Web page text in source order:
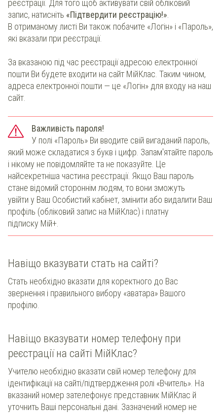
реєстрації. Для того щоб активувати свій обліковий
запис, натисніть «Підтвердити реєстрацію!».
В отриманому листі Ви також побачите «Логін» і «Пароль»,
які вказали при реєстрації.
За вказаною під час реєстрації адресою електронної
пошти Ви будете входити на сайт МійКлас. Таким чином,
адреса електронної пошти — це «Логін» для входу на наш
сайт.
Важливість пароля!
У полі «Пароль» Ви вводите свій вигаданий пароль,
який може складатися з букв і цифр. Запам'ятайте пароль
і нікому не повідомляйте та не показуйте. Це
найсекретніша частина реєстрації. Якщо Ваш пароль
стане відомий стороннім людям, то вони зможуть
увійти у Ваш Особистий кабінет, змінити або видалити Ваш
профіль (обліковий запис на МійКлас) і платну
підписку Мій+.
Навіщо вказувати стать на сайті?
Стать необхідно вказати для коректного до Вас
звернення і правильного вибору «аватара» Вашого
профілю.
Навіщо вказувати номер телефону при
реєстрації на сайті МійКлас?
Учителю необхідно вказати свій номер телефону для
ідентифікації на сайті/підтвердження ролі «Вчитель». На
вказаний номер зателефонує представник МійКлас й
уточнить Ваші персональні дані. Зазначений номер не